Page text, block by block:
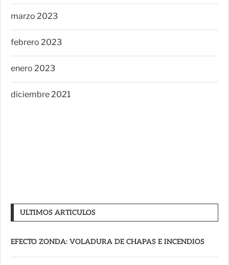
marzo 2023
febrero 2023
enero 2023
diciembre 2021
ULTIMOS ARTICULOS
EFECTO ZONDA: VOLADURA DE CHAPAS E INCENDIOS